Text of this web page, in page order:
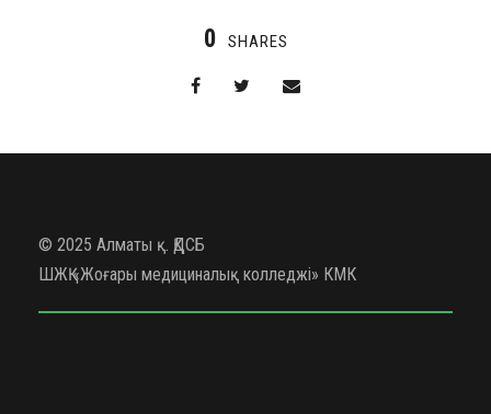
0 SHARES
© 2025 Алматы қ. ҚДСБ
ШЖҚ «Жоғары медициналық колледжі» КМК